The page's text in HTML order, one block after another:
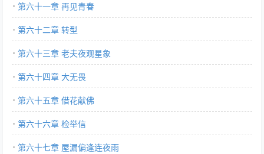
第六十一章 再见青春
第六十二章 转型
第六十三章 老夫夜观星象
第六十四章 大无畏
第六十五章 借花献佛
第六十六章 检举信
第六十七章 屋漏偏逢连夜雨